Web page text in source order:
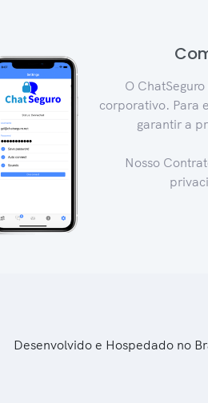
O
corporativo. Para
garantir a
Nosso
Desenvolvido e Hospedado no